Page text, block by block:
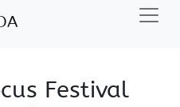
Festival